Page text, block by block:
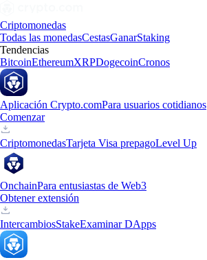
Criptomonedas
Todas las monedasCestasGanarStaking
Tendencias
BitcoinEthereumXRPDogecoinCronos
Aplicación Crypto.comPara usuarios cotidianos
Comenzar
CriptomonedasTarjeta Visa prepagoLevel Up
OnchainPara entusiastas de Web3
Obtener extensión
IntercambiosStakeExaminar DApps